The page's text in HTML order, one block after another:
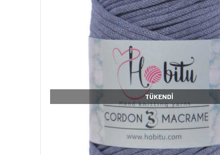
TÜKENDI